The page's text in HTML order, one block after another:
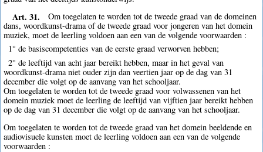
Art. 31.
Om toegelaten te worden tot de tweede graad van de domeinen
dans, woordkunst-drama of de tweede graad voor jongeren van het domein
muziek, moet de leerling voldoen aan een van de volgende voorwaarden :
1° de basiscompetenties van de eerste graad verworven hebben;
2° de leeftijd van acht jaar bereikt hebben, maar in het geval van
woordkunst-drama niet ouder zijn dan veertien jaar op de dag van 31
december die volgt op de aanvang van het schooljaar.
Om toegelaten te worden tot de tweede graad voor volwassenen van het
domein muziek moet de leerling de leeftijd van vijftien jaar bereikt hebben
op de dag van 31 december die volgt op de aanvang van het schooljaar.
Om toegelaten te worden tot de tweede graad van het domein beeldende en
audiovisuele kunsten moet de leerling voldoen aan een van de volgende
voorwaarden :